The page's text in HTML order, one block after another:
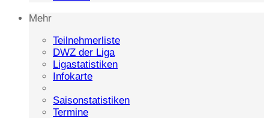
Mehr
Teilnehmerliste
DWZ der Liga
Ligastatistiken
Infokarte
Saisonstatistiken
Termine